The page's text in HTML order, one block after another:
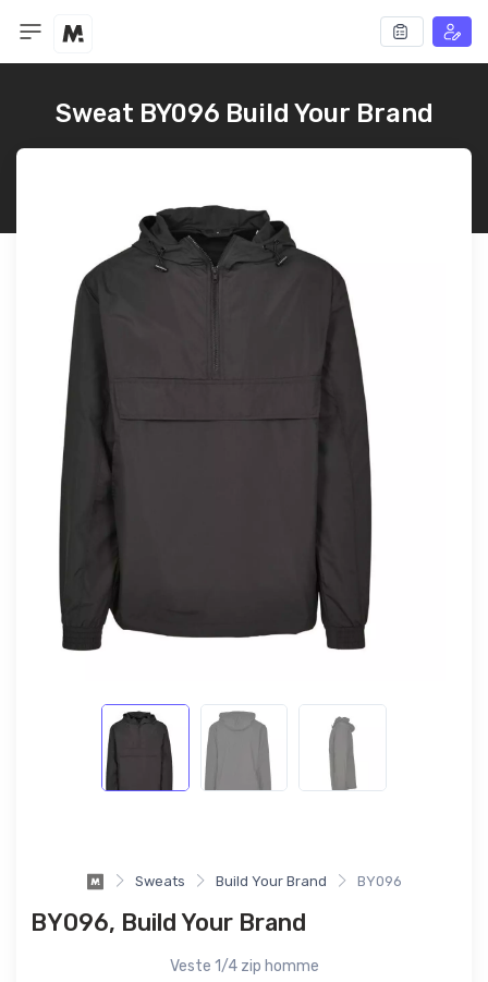
Sweat BY096 Build Your Brand
Sweats Build Your Brand BY096
BY096, Build Your Brand
Veste 1/4 zip homme